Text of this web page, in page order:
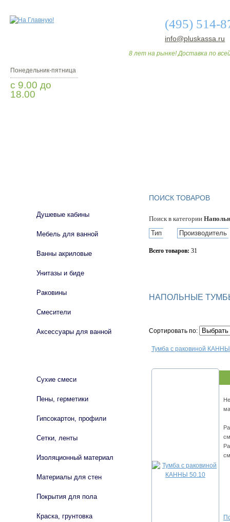
(495) 514-
info@pluskassa.ru
8 лет на рынке! Доставка по
Понедельник-пятница
с 9.00 до
18.00
ПОИСК ТОВАРОВ
Поиск в категории
Тип
Производитель
Всего товаров: 31
НАПОЛЬНЫЕ
Сортировать по:
Тумба с раковиной
Душевые кабины
Мебель для ванной
Ванны акриловые
Унитазы и биде
Раковины
Смесители
Аксессуары для ванной
Сухие смеси
Пены, герметики
Гипсокартон, профили
Сетки, ленты
Изоляционный материал
Материалы для стен
Покрытия для пола
Краска, грунтовка